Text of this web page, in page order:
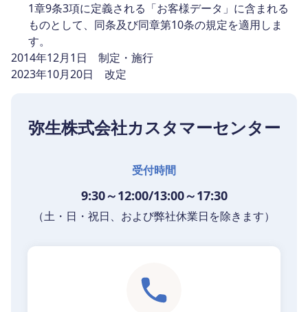
1章9条3項に定義される「お客様データ」に含まれる
ものとして、同条及び同章第10条の規定を適用しま
す。
2014年12月1日 制定・施行
2023年10月20日 改定
弥生株式会社カスタマーセンター
受付時間
9:30～12:00/13:00～17:30
（土・日・祝日、および弊社休業日を除きます）